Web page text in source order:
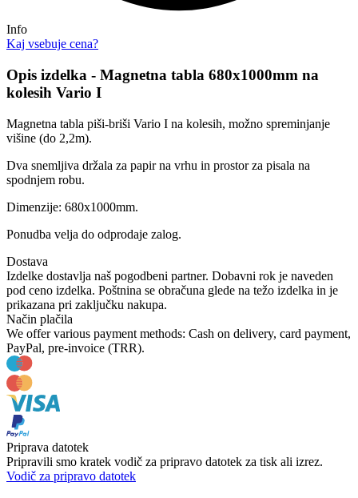
Info
Kaj vsebuje cena?
Opis izdelka - Magnetna tabla 680x1000mm na
kolesih Vario I
Magnetna tabla piši-briši Vario I na kolesih, možno spreminjanje
višine (do 2,2m).
Dva snemljiva držala za papir na vrhu in prostor za pisala na
spodnjem robu.
Dimenzije: 680x1000mm.
Ponudba velja do odprodaje zalog.
Dostava
Izdelke dostavlja naš pogodbeni partner. Dobavni rok je naveden
pod ceno izdelka. Poštnina se obračuna glede na težo izdelka in je
prikazana pri zaključku nakupa.
Način plačila
We offer various payment methods: Cash on delivery, card payment,
PayPal, pre-invoice (TRR).
Priprava datotek
Pripravili smo kratek vodič za pripravo datotek za tisk ali izrez.
Vodič za pripravo datotek